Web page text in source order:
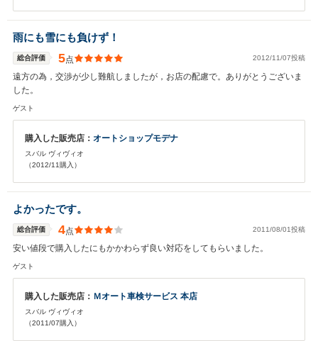
雨にも雪にも負けず！
総合評価 5点 2012/11/07投稿
遠方の為，交渉が少し難航しましたが，お店の配慮で。ありがとうございま
した。
ゲスト
購入した販売店： オートショップモデナ
スバル ヴィヴィオ
（2012/11購入）
よかったです。
総合評価 4点 2011/08/01投稿
安い値段で購入したにもかかわらず良い対応をしてもらいました。
ゲスト
購入した販売店： Ｍオート車検サービス 本店
スバル ヴィヴィオ
（2011/07購入）